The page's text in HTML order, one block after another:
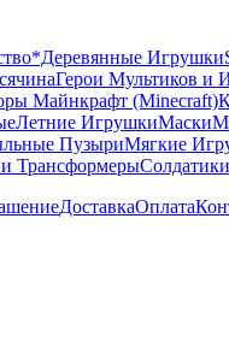
*Деревянные Игрушки
Герои Мультиков и
Майнкрафт (Minecraft)
Летние ИгрушкиМаски
ПузыриМягкие
Трансформеры
ДоставкаОплата